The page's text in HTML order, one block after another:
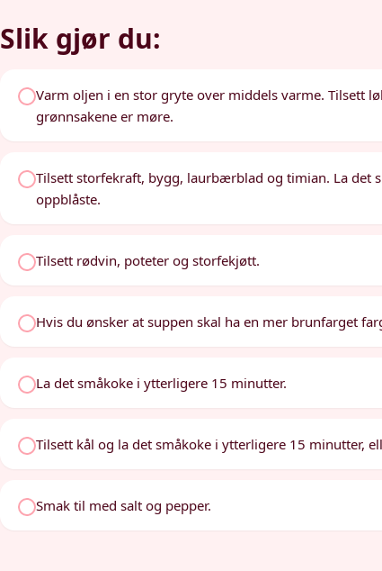
Slik gjør du:
Varm oljen i en stor gryte over middels varme. Tilsett
grønnsakene er møre.
Tilsett storfekraft, bygg, laurbærblad og timian. La det
oppblåste.
Tilsett rødvin, poteter og storfekjøtt.
Hvis du ønsker at suppen skal ha en mer brunfarget
La det småkoke i ytterligere 15 minutter.
Tilsett kål og la det småkoke i ytterligere 15 minutter,
Smak til med salt og pepper.